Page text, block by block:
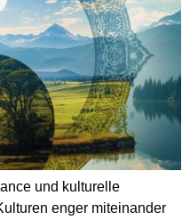
und kulturelle
enger miteinander